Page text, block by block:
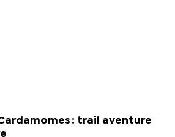
: trail aventure